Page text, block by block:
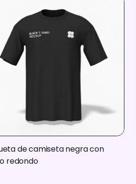
de camiseta negra con
redondo